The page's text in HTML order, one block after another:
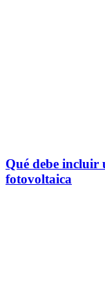
Qué debe incluir
fotovoltaica